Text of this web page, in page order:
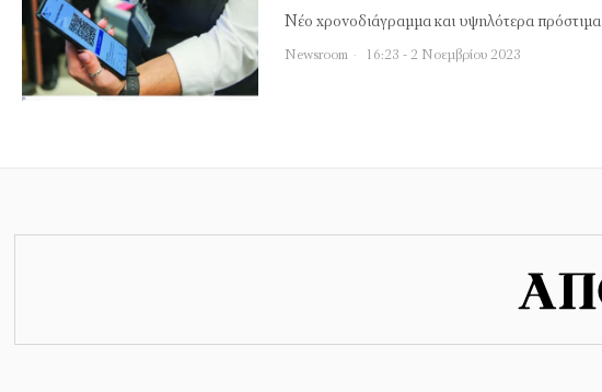
Νέο χρονοδιάγραμμα και υψηλότερα πρόστιμα
Newsroom 16:23 - 2 Νοεμβρίου 2023